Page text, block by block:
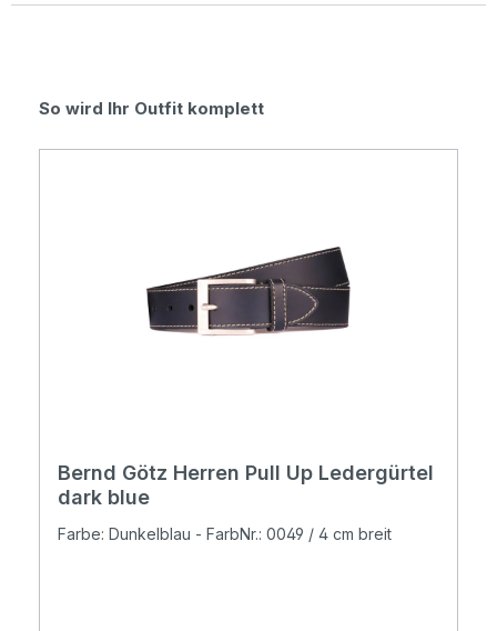
Produktgalerie überspringen
So wird Ihr Outfit komplett
Bernd Götz Herren Pull Up Ledergürtel
dark blue
Farbe: Dunkelblau - FarbNr.: 0049 / 4 cm breit